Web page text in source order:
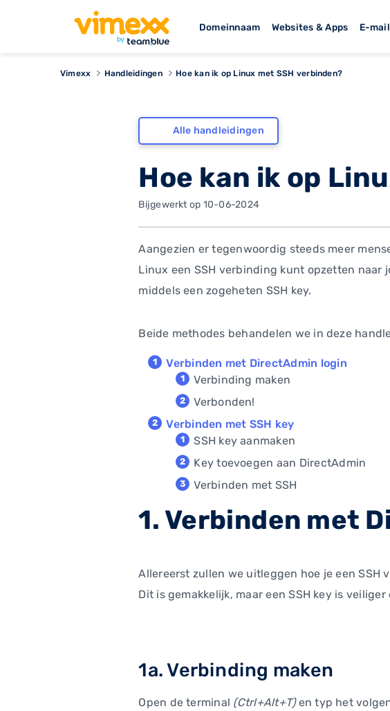
Domeinnaam Websites & Apps E-mail
Vimexx Handleidingen Hoe kan ik op Linux met SSH verbinden?
Alle handleidingen
Hoe kan ik op
Bijgewerkt op 10-06-2024
Aangezien er tegenwoordig steeds meer
Linux een SSH verbinding kunt opzetten naar
middels een zogeheten SSH key.
Beide methodes behandelen we in deze
Verbinden met DirectAdmin login
Verbinding maken
Verbonden!
Verbinden met SSH key
SSH key aanmaken
Key toevoegen aan DirectAdmin
Verbinden met SSH
1. Verbinden met
Allereerst zullen we uitleggen hoe je een
Dit is gemakkelijk, maar een SSH key is
1a. Verbinding maken
Open de terminal (Ctrl+Alt+T)en typ het